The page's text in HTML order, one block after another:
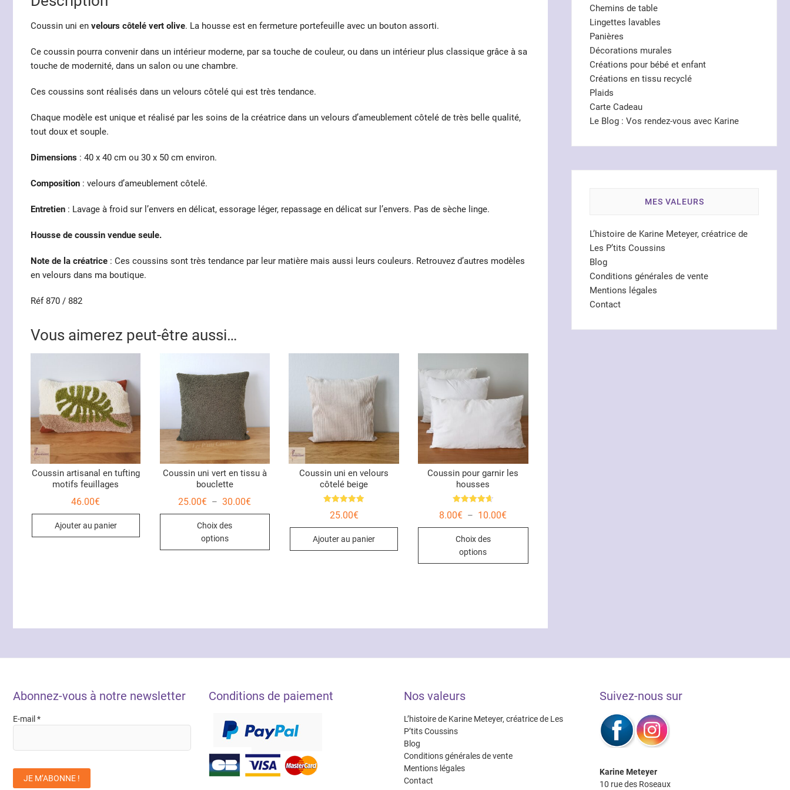
Coussin uni en velours côtelé vert olive. La housse est en fermeture portefeuille avec un bouton assorti.
Ce coussin pourra convenir dans un intérieur moderne, par sa touche de couleur, ou dans un intérieur plus classique grâce à sa
touche de modernité, dans un salon ou une chambre.
Ces coussins sont réalisés dans un velours côtelé qui est très tendance.
Chaque modèle est unique et réalisé par les soins de la créatrice dans un velours d’ameublement côtelé de très belle qualité,
tout doux et souple.
Dimensions : 40 x 40 cm ou 30 x 50 cm environ.
Composition : velours d’ameublement côtelé.
Entretien : Lavage à froid sur l’envers en délicat, essorage léger, repassage en délicat sur l’envers. Pas de sèche linge.
Housse de coussin vendue seule.
Note de la créatrice : Ces coussins sont très tendance par leur matière mais aussi leurs couleurs. Retrouvez d’autres modèles
en velours dans ma boutique.
Réf 870 / 882
Vous aimerez peut-être aussi…
Coussin artisanal en tufting
motifs feuillages
46.00€
Ajouter au panier
Coussin uni vert en tissu à
bouclette
25.00€ – 30.00€Plage
Choix des
options
Ce
produit
être
sur
du
Coussin uni en velours
côtelé beige
5.00
25.00€
Ajouter au panier
Coussin pour garnir les
housses
4.67
8.00€ – 10.00€Plage
Choix des
options
Ce
peuvent
choisies
du
Chemins de table
Lingettes lavables
Panières
Décorations murales
Créations pour bébé et enfant
Créations en tissu recyclé
Plaids
Carte Cadeau
Le Blog : Vos rendez-vous avec Karine
MES VALEURS
L’histoire de Karine Meteyer, créatrice de
Les P’tits Coussins
Blog
Conditions générales de vente
Mentions légales
Contact
Abonnez-vous à notre newsletter
E-mail *
Conditions de paiement Nos valeurs
L’histoire de Karine Meteyer, créatrice de Les
P’tits Coussins
Blog
Conditions générales de vente
Mentions légales
Contact
Suivez-nous sur
Karine Meteyer
10 rue des Roseaux